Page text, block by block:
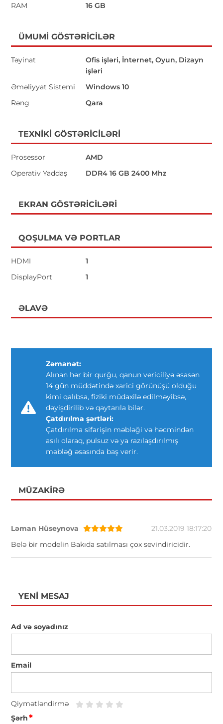
RAM 16 GB
ÜMUMI GÖSTƏRICILƏR
Təyinat
Ofis işləri, İnternet, Oyun, Dizayn
işləri
Əməliyyat Sistemi
Windows 10
Rəng
Qara
TEXNIKI GÖSTƏRICILƏRI
Prosessor
AMD
Operativ Yaddaş
DDR4 16 GB 2400 Mhz
EKRAN GÖSTƏRICILƏRI
QOŞULMA VƏ PORTLAR
HDMI
1
DisplayPort
1
ƏLAVƏ
Zəmanət:
Alınan hər bir qurğu, qanun vericiliyə əsasən
14 gün müddətində xarici görünüşü olduğu
kimi qalıbsa, fiziki müdaxilə edilməyibsə,
dəyişdirilib və qaytarıla bilər.
Çatdırılma şərtləri:
Çatdırılma sifarişin məbləği və həcmindən
asılı olaraq, pulsuz və ya razılaşdırılmış
məbləğ əsasında baş verir.
MÜZAKIRƏ
Ləman Hüseynova
21.03.2019 18:17:20
Belə bir modelin Bakıda satılması çox sevindiricidir.
YENI MESAJ
Ad və soyadınız
Email
Qiymətləndirmə
Şərh*